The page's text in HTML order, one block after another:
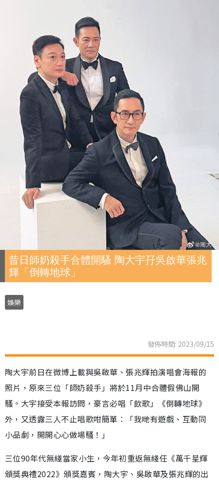
昔日師奶殺手合體開騷 陶大宇孖吳啟華張兆
輝「倒轉地球」
娛樂
發佈時間: 2023/09/15
陶大宇前日在微博上載與吳啟華、張兆輝拍演唱會海報的
照片，原來三位「師奶殺手」將於11月中合體假佛山開
騷。大宇接受本報訪問，豪言必唱「飲歌」《倒轉地球》
外，又透露三人不止唱歌咁簡單︰「我哋有遊戲、互動同
小品劇，開開心心做場騷！」
三位90年代無綫當家小生，今年初重返無綫任《萬千星輝
頒獎典禮2022》頒獎嘉賓，陶大宇、吳啟華及張兆輝的出